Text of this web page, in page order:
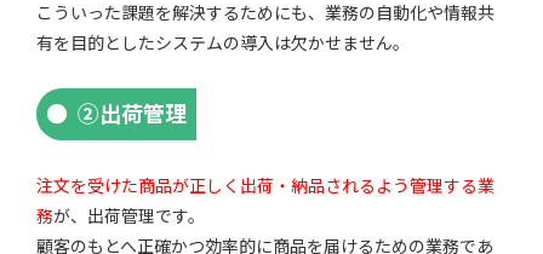
こういった課題を解決するためにも、業務の自動化や情報共
有を目的としたシステムの導入は欠かせません。
②出荷管理
注文を受けた商品が正しく出荷・納品されるよう管理する業
務が、出荷管理です。
顧客のもとへ正確かつ効率的に商品を届けるための業務であ